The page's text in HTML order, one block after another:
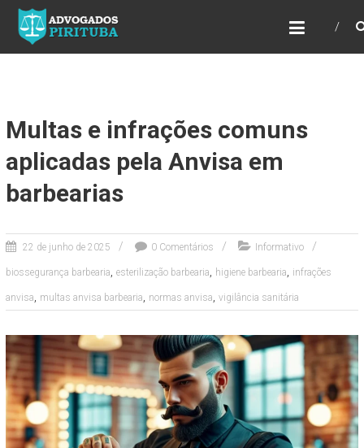
ADVOGADOS PIRITUBA
Precisando de advogado? Entre em contato!
Fazemos toda a assessoria que você
Multas e infrações comuns
aplicadas pela Anvisa em
barbearias
22 de junho de 2025 0 Comentários Informativo
biossegurança barbearia, esterilização barbearia, higiene barbearia, infrações
anvisa, multas anvisa barbearia, normas anvisa, vigilância sanitária